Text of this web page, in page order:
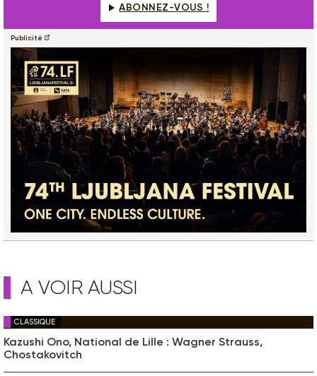
ABONNEZ-VOUS !
Publicité
A VOIR AUSSI
CLASSIQUE
Kazushi Ono, National de Lille : Wagner Strauss,
Chostakovitch